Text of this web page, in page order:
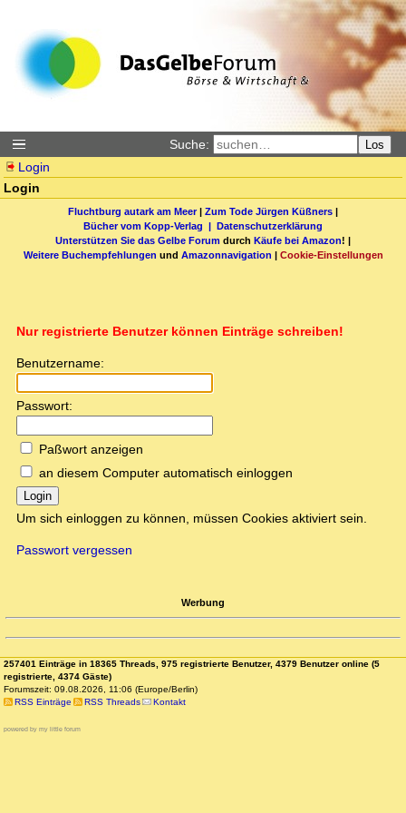
Suche: Los
Login
Login
Fluchtburg autark am Meer| Zum Tode Jürgen Küßners |
Bücher vom Kopp-Verlag | Datenschutzerklärung
Unterstützen Sie das Gelbe Forum durch Käufe bei Amazon! |
Weitere Buchempfehlungen und Amazonnavigation | Cookie-Einstellungen
Nur registrierte Benutzer können Einträge schreiben!
Benutzername:
Passwort:
Paßwort anzeigen
an diesem Computer automatisch einloggen
Login
Um sich einloggen zu können, müssen Cookies aktiviert sein.
Passwort vergessen
Werbung
257401 Einträge in 18365 Threads, 975 registrierte Benutzer, 4379 Benutzer online (5
registrierte, 4374 Gäste)
Forumszeit: 09.08.2026, 11:06 (Europe/Berlin)
RSS Einträge
RSS Threads Kontakt
powered by my little forum